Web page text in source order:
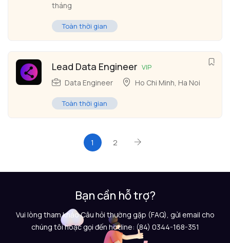
tháng
Toàn thời gian
Lead Data Engineer VIP
Data Engineer Ho Chi Minh, Ha Noi
Toàn thời gian
1 2
Bạn cần hỗ trợ?
Vui lòng tham khảo Câu hỏi thường gặp (FAQ), gửi email cho
chúng tôi hoặc gọi đến hotline: (84) 0344-168-351